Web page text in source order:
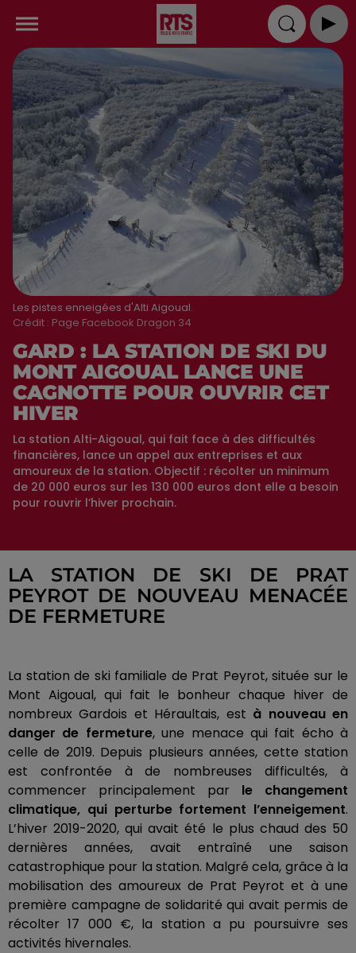
Les pistes enneigées d'Alti Aigoual.
Crédit : Page Facebook Dragon 34
GARD : LA STATION DE SKI DU
MONT AIGOUAL LANCE UNE
CAGNOTTE POUR OUVRIR CET
HIVER
La station Alti-Aigoual, qui fait face à des difficultés
financières, lance un appel aux entreprises et aux
amoureux de la station. Objectif : récolter un minimum
de 20 000 euros sur les 130 000 euros dont elle a besoin
pour rouvrir l’hiver prochain.
LA STATION DE SKI DE PRAT
PEYROT DE NOUVEAU MENACÉE
DE FERMETURE
La station de ski familiale de Prat Peyrot, située sur le
Mont Aigoual, qui fait le bonheur chaque hiver de
nombreux Gardois et Héraultais, est à nouveau en
danger de fermeture, une menace qui fait écho à
celle de 2019. Depuis plusieurs années, cette station
est confrontée à de nombreuses difficultés, à
commencer principalement par le changement
climatique, qui perturbe fortement l’enneigement.
L’hiver 2019-2020, qui avait été le plus chaud des 50
dernières années, avait entraîné une saison
catastrophique pour la station. Malgré cela, grâce à la
mobilisation des amoureux de Prat Peyrot et à une
première campagne de solidarité qui avait permis de
récolter 17 000 €, la station a pu poursuivre ses
activités hivernales.